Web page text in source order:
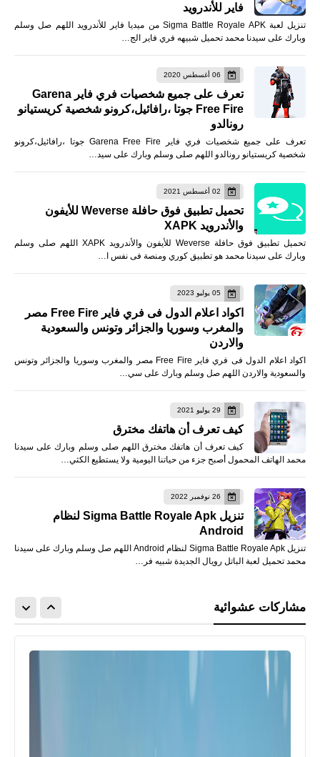
فاير للأندرويد
تنزيل لعبة Sigma Battle Royale APK من ميديا فاير للأندرويد اللهم صل وسلم
وبارك على سيدنا محمد تحميل شبيهه فري فاير الج…
06 أغسطس 2020
تعرف على جميع شخصيات فري فاير Garena
Free Fire جوتا ،رافائيل،كرونو شخصية كريستيانو
رونالدو
تعرف على جميع شخصيات فري فاير Garena Free Fire جوتا ،رافائيل،كرونو
شخصية كريستيانو رونالدو اللهم صلى وسلم وبارك على سيد…
02 أغسطس 2021
تحميل تطبيق فوق حافلة Weverse للأيفون
والأندرويد XAPK
تحميل تطبيق فوق حافلة Weverse للأيفون والأندرويد XAPK اللهم صلى وسلم
وبارك على سيدنا محمد هو تطبيق كوري ومنصة فى نفس ا…
05 يوليو 2023
اكواد اعلام الدول فى فري فاير Free Fire مصر
والمغرب وسوريا والجزائر وتونس والسعودية
والاردن
اكواد اعلام الدول فى فري فاير Free Fire مصر والمغرب وسوريا والجزائر وتونس
والسعودية والاردن اللهم صل وسلم وبارك على سي…
29 يوليو 2021
كيف تعرف أن هاتفك مخترق
كيف تعرف أن هاتفك مخترق اللهم صلى وسلم وبارك على سيدنا
محمد الهاتف المحمول أصبح جزء من حياتنا اليومية ولا يستطيع الكثي…
26 نوفمبر 2022
تنزيل Sigma Battle Royale Apk لنظام
Android
تنزيل Sigma Battle Royale Apk لنظام Android اللهم صل وسلم وبارك على سيدنا
محمد تحميل لعبة الباتل رويال الجديدة شبيه فر…
مشاركات عشوائية